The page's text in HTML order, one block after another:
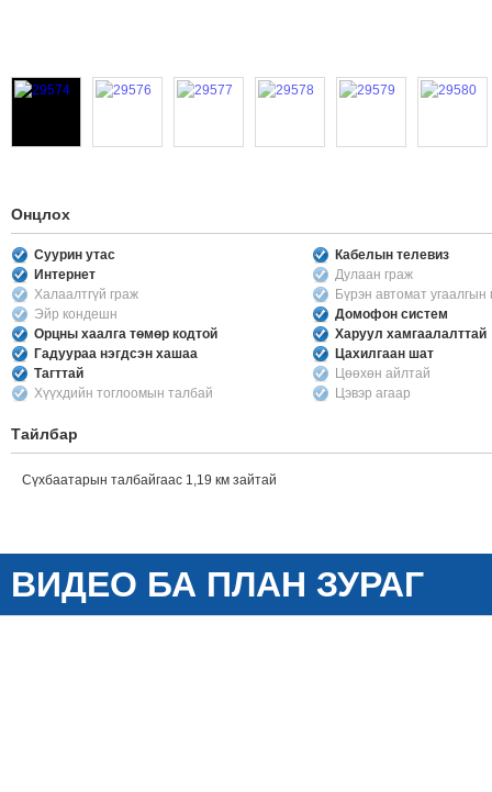
Онцлох
Суурин утас
Кабелын телевиз
Интернет
Дулаан граж
Халаалтгүй граж
Бүрэн автомат
Эйр кондешн
Домофон систем
Орцны хаалга төмөр кодтой
Харуул хамгаалалттай
Гадуураа нэгдсэн хашаа
Цахилгаан шат
Тагттай
Цөөхөн айлтай
Хүүхдийн тоглоомын талбай
Цэвэр агаар
Тайлбар
Сүхбаатарын талбайгаас 1,19 км зайтай
ВИДЕО БА ПЛАН ЗУРАГ